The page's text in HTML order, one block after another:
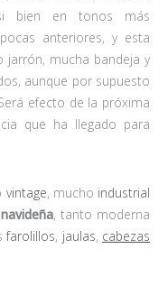
bien en tonos más
anteriores, y esta
mucha bandeja y
aunque por supuesto
efecto de la próxima
que ha llegado para
vintage, mucho industrial
, tanto moderna
farolillos, jaulas, cabezas